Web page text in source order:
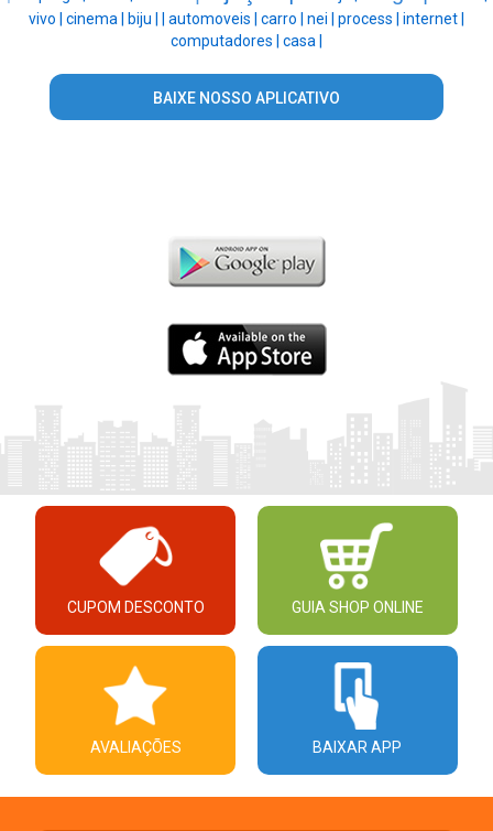
vivo | cinema | biju | | automoveis | carro | nei | process | internet |
computadores | casa |
BAIXE NOSSO APLICATIVO
CUPOM DESCONTO GUIA SHOP ONLINE
AVALIAÇÕES BAIXAR APP